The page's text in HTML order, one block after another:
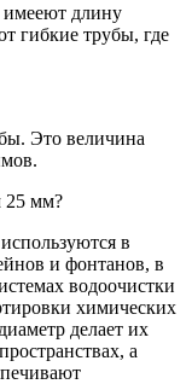
длину
гибкие трубы, где
Это величина
25 мм?
в
и фонтанов, в
водоочистки
химических
делает их
а